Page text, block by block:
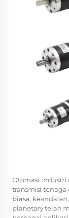
Otomasi industri
transmisi
biasa,
planetary telah